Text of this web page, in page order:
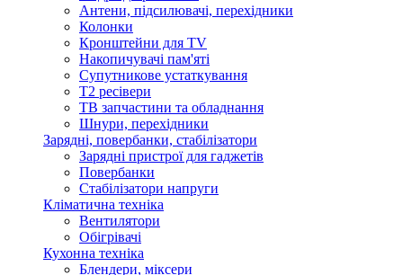
Антени, підсилювачі, перехідники
Колонки
Кронштейни для TV
Накопичувачі пам'яті
Супутникове устаткування
Т2 ресівери
ТВ запчастини та обладнання
Шнури, перехідники
Зарядні, повербанки, стабілізатори
Зарядні пристрої для гаджетів
Повербанки
Стабілізатори напруги
Кліматична техніка
Вентилятори
Обігрівачі
Кухонна техніка
Блендери, міксери